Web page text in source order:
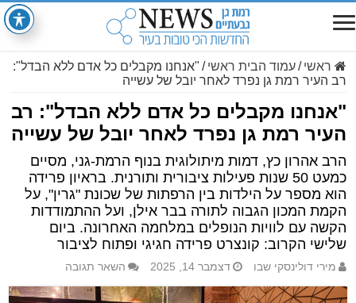
ראשי /עמוד הבית ראשי / "אנחנו מקבלים כל אדם ללא הבדל":
רב העיר רמת גן נפרד לאחר יובל של עשייה
"אנחנו מקבלים כל אדם ללא הבדל": רב
העיר רמת גן נפרד לאחר יובל של עשייה
הרב אהרון כץ, דמות מיתולוגית בנוף הרמת-גני, מסיים
כמעט 50 שנות פעילות ציבורית ותורנית. בראיון פרידה
הוא מספר על הילדות בין הרפתות של שכונת "גרין", על
הקמת המכון הגבוה לתורה בבר אילן, ועל ההתמודדות
הקשה עם לוויות הנופלים במלחמה האחרונה. ביום
שלישי הקרוב: קונצרט פרידה חגיגי ופתוח לציבור
מירי דולינסקי שבו דצמבר 14, 2025 השאר תגובה